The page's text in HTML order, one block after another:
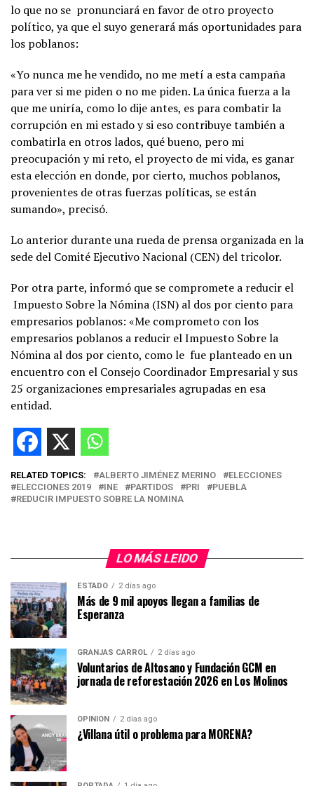
lo que no se pronunciará en favor de otro proyecto
político, ya que el suyo generará más oportunidades para
los poblanos:
«Yo nunca me he vendido, no me metí a esta campaña
para ver si me piden o no me piden. La única fuerza a la
que me uniría, como lo dije antes, es para combatir la
corrupción en mi estado y si eso contribuye también a
combatirla en otros lados, qué bueno, pero mi
preocupación y mi reto, el proyecto de mi vida, es ganar
esta elección en donde, por cierto, muchos poblanos,
provenientes de otras fuerzas políticas, se están
sumando», precisó.
Lo anterior durante una rueda de prensa organizada en la
sede del Comité Ejecutivo Nacional (CEN) del tricolor.
Por otra parte, informó que se compromete a reducir el
Impuesto Sobre la Nómina (ISN) al dos por ciento para
empresarios poblanos: «Me comprometo con los
empresarios poblanos a reducir el Impuesto Sobre la
Nómina al dos por ciento, como le fue planteado en un
encuentro con el Consejo Coordinador Empresarial y sus
25 organizaciones empresariales agrupadas en esa
entidad.
RELATED TOPICS: ALBERTO JIMÉNEZ MERINO
ELECCIONES
ELECCIONES 2019
INE PARTIDOS PRI
PUEBLA
REDUCIR IMPUESTO SOBRE LA NOMINA
LO MÁS LEIDO
ESTADO 2 días ago
Más de 9 mil apoyos llegan a familias de
Esperanza
GRANJAS CARROL 2 días ago
Voluntarios de Altosano y Fundación GCM en
jornada de reforestación 2026 en Los Molinos
OPINIÓN 2 días ago
¿Villana útil o problema para MORENA?